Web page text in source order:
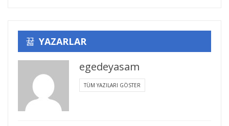
YAZARLAR
egedeyasam
TÜM YAZILARI GÖSTER